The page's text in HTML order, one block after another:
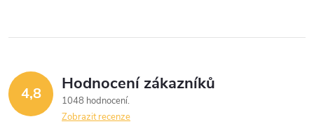
í
p
k
v
á
n
4,8 Hodnocení zákazníků
1048 hodnocení
Zobrazit recenze